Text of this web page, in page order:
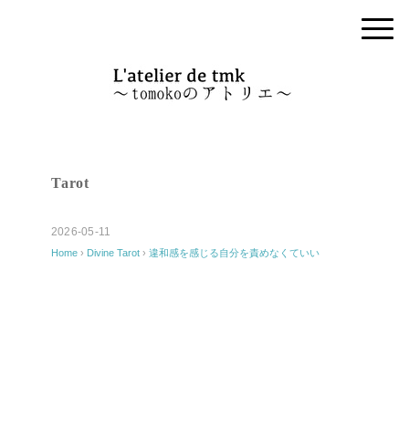
Tarot
2026-05-11
Home › Divine Tarot › 違和感を感じる自分を責めなくていい